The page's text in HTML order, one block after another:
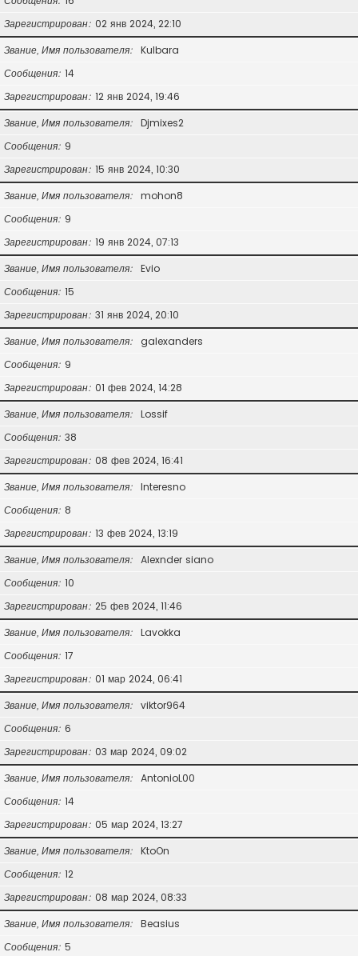
Зарегистрирован 02 янв 2024, 22:10
Звание, Имя пользователя
Kulbara
Сообщения 14
Зарегистрирован 12 янв 2024, 19:46
Звание, Имя пользователя
Djmixes2
Сообщения 9
Зарегистрирован 15 янв 2024, 10:30
Звание, Имя пользователя
mohon8
Сообщения 9
Зарегистрирован 19 янв 2024, 07:13
Звание, Имя пользователя
Evio
Сообщения 15
Зарегистрирован 31 янв 2024, 20:10
Звание, Имя пользователя
galexanders
Сообщения 9
Зарегистрирован 01 фев 2024, 14:28
Звание, Имя пользователя
Lossif
Сообщения 38
Зарегистрирован 08 фев 2024, 16:41
Звание, Имя пользователя
Interesno
Сообщения 8
Зарегистрирован 13 фев 2024, 13:19
Звание, Имя пользователя
Alexnder siano
Сообщения 10
Зарегистрирован 25 фев 2024, 11:46
Звание, Имя пользователя
Lavokka
Сообщения 17
Зарегистрирован 01 мар 2024, 06:41
Звание, Имя пользователя
viktor964
Сообщения 6
Зарегистрирован 03 мар 2024, 09:02
Звание, Имя пользователя
AntonioL00
Сообщения 14
Зарегистрирован 05 мар 2024, 13:27
Звание, Имя пользователя
KtoOn
Сообщения 12
Зарегистрирован 08 мар 2024, 08:33
Звание, Имя пользователя
Beasius
Сообщения 5